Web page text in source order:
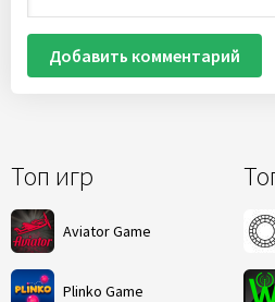
Топ игр
Aviator Game
Plinko Game
Добавить комментарий